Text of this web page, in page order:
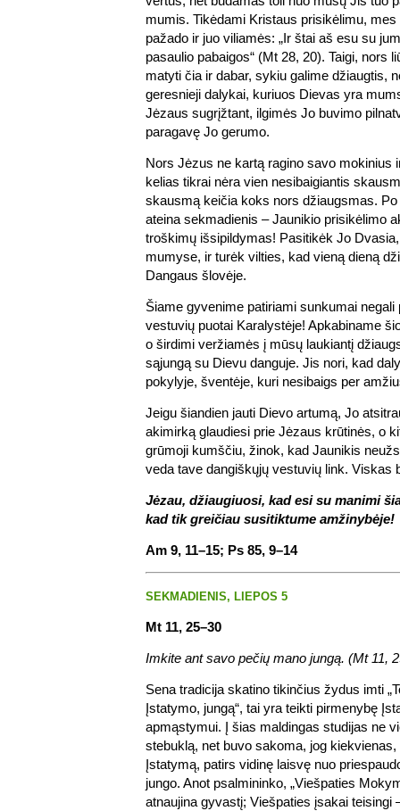
mumis. Tikėdami Kristaus prisikėlimu,
pažado ir juo viliamės: „Ir štai aš esu su
pasaulio pabaigos“ (Mt 28, 20). Taigi, nors
matyti čia ir dabar, sykiu galime džiaugtis,
geresnieji dalykai, kuriuos Dievas yra
Jėzaus sugrįžtant, ilgimės Jo buvimo
paragavę Jo gerumo.
Nors Jėzus ne kartą ragino savo mokinius
kelias tikrai nėra vien nesibaigiantis
skausmą keičia koks nors džiaugsmas.
ateina sekmadienis – Jaunikio prisikėlimo
troškimų išsipildymas! Pasitikėk Jo
mumyse, ir turėk vilties, kad vieną dieną
Dangaus šlovėje.
Šiame gyvenime patiriami sunkumai negali
vestuvių puotai Karalystėje! Apkabiname
o širdimi veržiamės į mūsų laukiantį
sąjungą su Dievu danguje. Jis nori, kad
pokylyje, šventėje, kuri nesibaigs per
Jeigu šiandien jauti Dievo artumą, Jo
akimirką glaudiesi prie Jėzaus krūtinės, o
grūmoji kumščiu, žinok, kad Jaunikis
veda tave dangiškųjų vestuvių link. Viskas
Jėzau, džiaugiuosi, kad esi su manimi
kad tik greičiau susitiktume amžinybėje!
Am 9, 11–15; Ps 85, 9–14
SEKMADIENIS, LIEPOS 5
Mt 11, 25–30
Imkite ant savo pečių mano jungą. (Mt 11,
Sena tradicija skatino tikinčius žydus imti
Įstatymo, jungą“, tai yra teikti pirmenybę
apmąstymui. Į šias maldingas studijas ne
stebuklą, net buvo sakoma, jog
Įstatymą, patirs vidinę laisvę nuo
jungo. Anot psalmininko, „Viešpaties
atnaujina gyvastį; Viešpaties įsakai teisingi